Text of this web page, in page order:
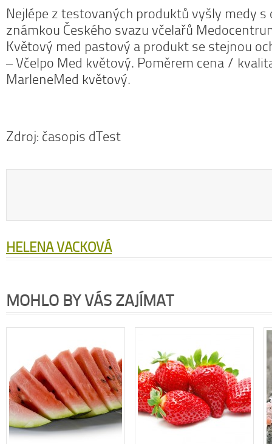
Nejlépe z testovaných produktů vyšly medy s
známkou Českého svazu včelařů
Květový med pastový a produkt se stejnou
– Včelpo Med květový. Poměrem cena /
MarleneMed květový.
Zdroj: časopis dTest
HELENA VACKOVÁ
MOHLO BY VÁS ZAJÍMAT